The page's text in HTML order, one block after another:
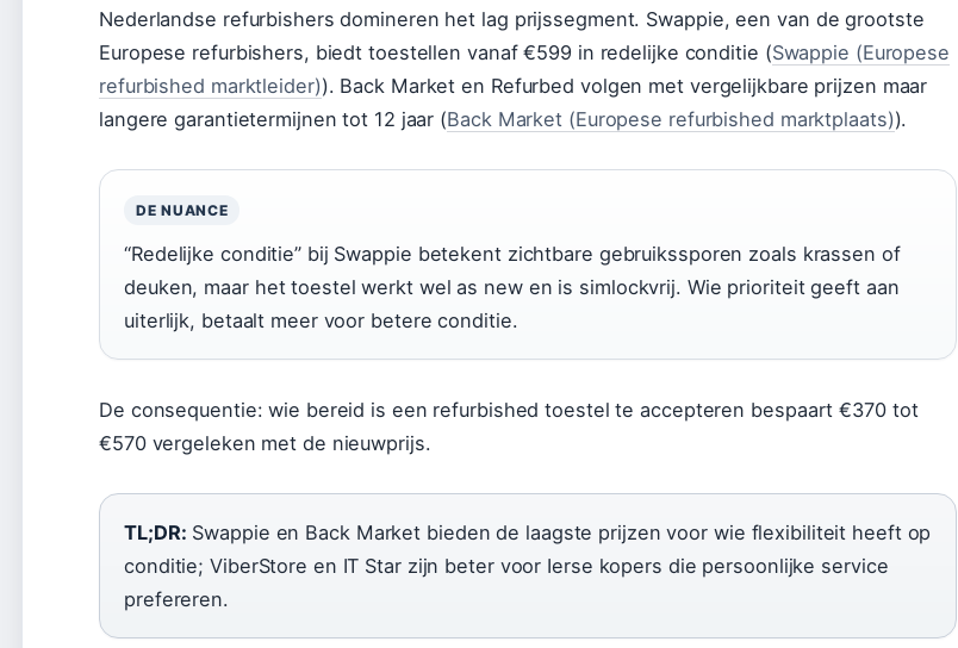
Nederlandse refurbishers domineren het lag prijssegment. Swappie, een van de grootste
Europese refurbishers, biedt toestellen vanaf €599 in redelijke conditie (Swappie (Europese
refurbished marktleider)). Back Market en Refurbed volgen met vergelijkbare prijzen maar
langere garantietermijnen tot 12 jaar (Back Market (Europese refurbished marktplaats)).
DE NUANCE
“Redelijke conditie” bij Swappie betekent zichtbare gebruikssporen zoals krassen of
deuken, maar het toestel werkt wel as new en is simlockvrij. Wie prioriteit geeft aan
uiterlijk, betaalt meer voor betere conditie.
De consequentie: wie bereid is een refurbished toestel te accepteren bespaart €370 tot
€570 vergeleken met de nieuwprijs.
TL;DR: Swappie en Back Market bieden de laagste prijzen voor wie flexibiliteit heeft op
conditie; ViberStore en IT Star zijn beter voor Ierse kopers die persoonlijke service
prefereren.